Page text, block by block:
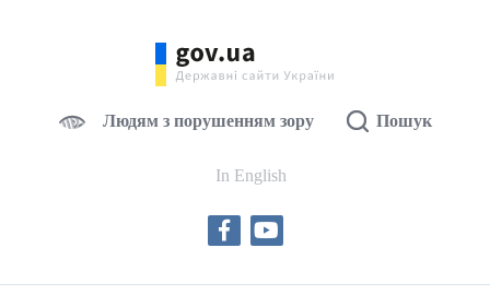
Людям з порушенням зору Пошук
In English